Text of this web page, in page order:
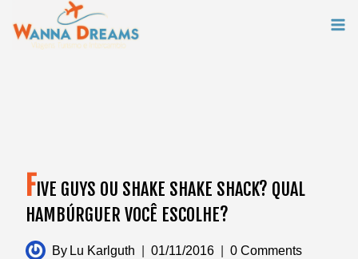
content
F IVE GUYS OU SHAKE SHAKE SHACK? QUAL
HAMBÚRGUER VOCÊ ESCOLHE?
By Lu Karlguth 01/11/2016 0 Comments